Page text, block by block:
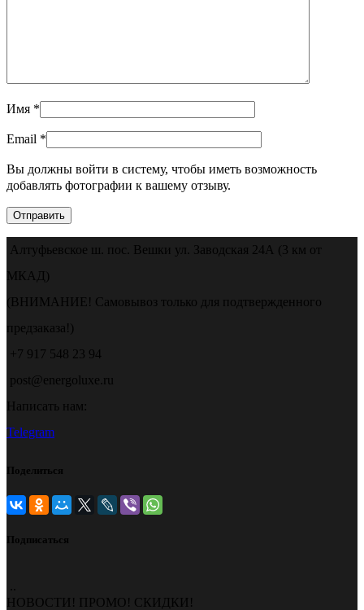
Имя *
Email *
Вы должны войти в систему, чтобы иметь возможность
добавлять фотографии к вашему отзыву.
Алтуфьевское ш. пос. Вешки ул. Заводская 24А (3 км от
МКАД)
(ВНИМАНИЕ! Самовывоз только для подтвержденного
предзаказа!)
+7 917 548 23 94
post@energoluxe.ru
Написать нам:
Telegram
Поделиться
Подписаться
НОВОСТИ! ПРОМО! СКИДКИ!